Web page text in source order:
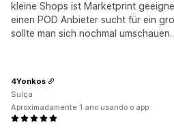
kleine Shops ist Marketprint
einen POD Anbieter sucht für ein
sollte man sich nochmal umschauen.
4Yonkos
Suíça
Aproximadamente 1 ano usando o app